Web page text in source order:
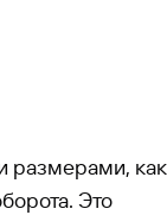
размерами, как
Это